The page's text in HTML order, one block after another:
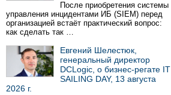
После приобретения системы
управления инцидентами ИБ (SIEM) перед
организацией встаёт практический вопрос:
как сделать так …
Евгений Шелестюк,
генеральный директор
DCLogic, о бизнес-регате IT
SAILING DAY, 13 августа
2026 г.